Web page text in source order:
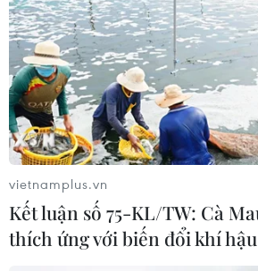
Hà Nội: Ngăn chặn vụ giả
Công an để lừa đảo chiếm
vietnamplus.vn
Kết luận số 75-KL/TW: Cà
thích ứng với biến đổi khí hậu